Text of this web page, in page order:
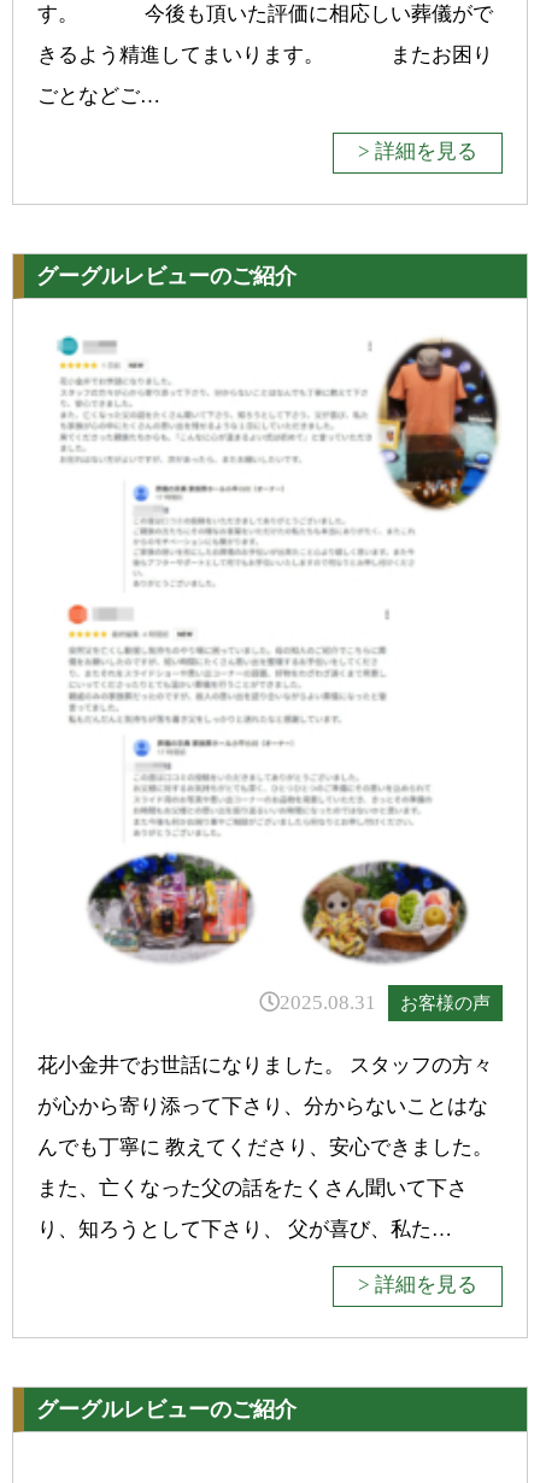
す。 今後も頂いた評価に相応しい葬儀がで
きるよう精進してまいります。 またお困り
ごとなどご…
> 詳細を見る
グーグルレビューのご紹介
2025.08.31 お客様の声
花小金井でお世話になりました。 スタッフの方々
が心から寄り添って下さり、分からないことはな
んでも丁寧に 教えてくださり、安心できました。
また、亡くなった父の話をたくさん聞いて下さ
り、知ろうとして下さり、 父が喜び、私た…
> 詳細を見る
グーグルレビューのご紹介